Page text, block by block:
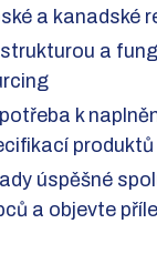
a kanadské
a
k
produktů
úspěšné
a objevte